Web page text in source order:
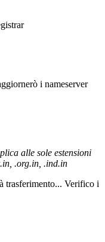
i nameserver
alle sole estensioni
.org.in, .ind.in
trasferimento... Verifico i